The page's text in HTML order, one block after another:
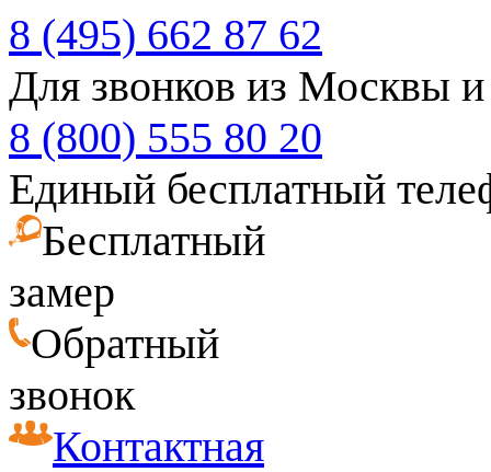
8 (495) 662 87 62
Для звонков из Москвы
8 (800) 555 80 20
Единый бесплатный
Бесплатный
замер
Обратный
звонок
Контактная